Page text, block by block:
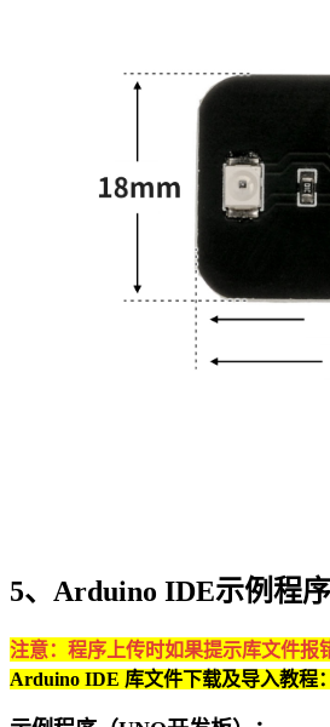
5、Arduino IDE示例程序
注意：程序上传时如果提示库文件报
Arduino IDE 库文件下载及导入教程：